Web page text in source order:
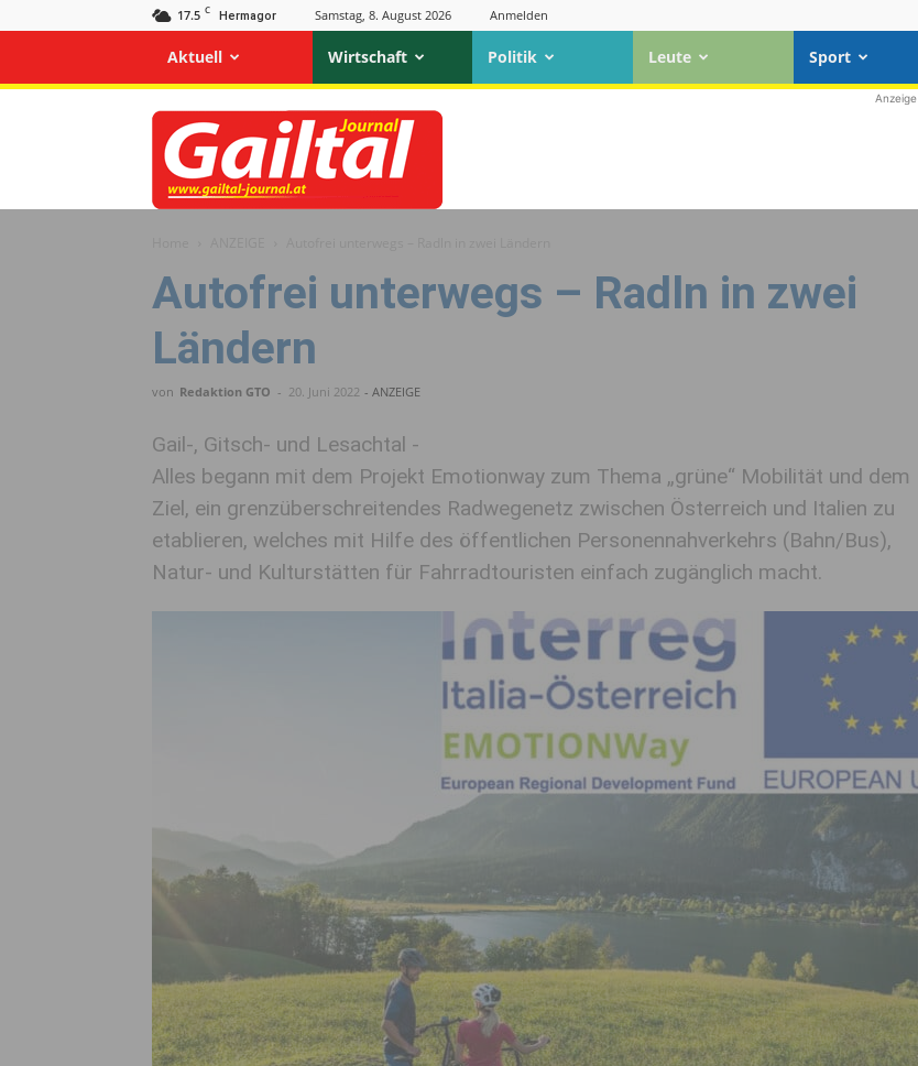
17.5 C Hermagor Samstag, 8. August 2026 Anmelden
Aktuell Wirtschaft Politik Leute Sport
Gailtal
Journal
Anzeige
Autofrei unterwegs – Radln in zwei
Ländern
von Redaktion GTO - 20. Juni 2022 - ANZEIGE
Gail-, Gitsch- und Lesachtal -
Alles begann mit dem Projekt Emotionway zum Thema „grüne“ Mobilität und dem
Ziel, ein grenzüberschreitendes Radwegenetz zwischen Österreich und Italien zu
etablieren, welches mit Hilfe des öffentlichen Personennahverkehrs (Bahn/Bus),
Natur- und Kulturstätten für Fahrradtouristen einfach zugänglich macht.